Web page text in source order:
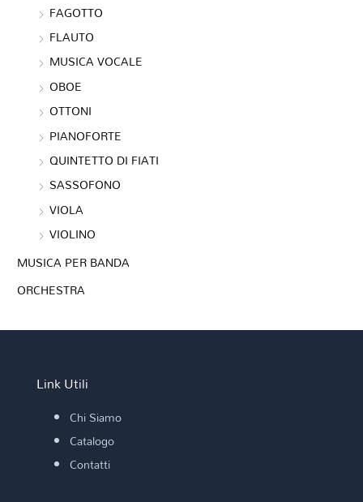
FAGOTTO
FLAUTO
MUSICA VOCALE
OBOE
OTTONI
PIANOFORTE
QUINTETTO DI FIATI
SASSOFONO
VIOLA
VIOLINO
MUSICA PER BANDA
ORCHESTRA
Link Utili
Chi Siamo
Catalogo
Contatti